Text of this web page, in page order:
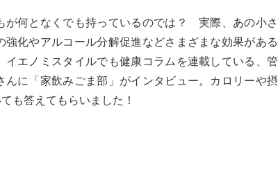
が何となくでも持っているのでは？ 実際、あの小さ
化やアルコール分解促進などさまざまな効果がある
エノミスタイルでも健康コラムを連載している、管
に「家飲みごま部」がインタビュー。カロリーや摂
も答えてもらいました！